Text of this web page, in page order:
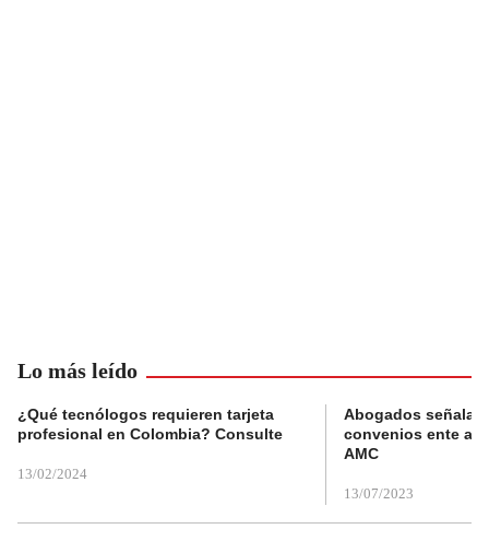
Lo más leído
¿Qué tecnólogos requieren tarjeta
profesional en Colombia? Consulte
13/02/2024
Abogados
convenios ente
AMC
13/07/2023